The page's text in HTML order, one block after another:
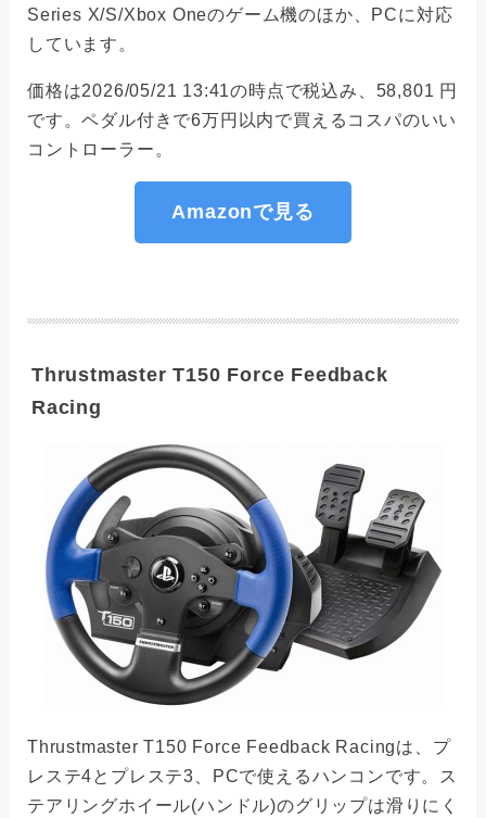
Series X/S/Xbox Oneのゲーム機のほか、PCに対応
しています。
価格は2026/05/21 13:41の時点で税込み、58,801 円
です。ペダル付きで6万円以内で買えるコスパのいい
コントローラー。
Amazonで見る
Thrustmaster T150 Force Feedback
Racing
Thrustmaster T150 Force Feedback Racingは、プ
レステ4とプレステ3、PCで使えるハンコンです。ス
テアリングホイール(ハンドル)のグリップは滑りにく